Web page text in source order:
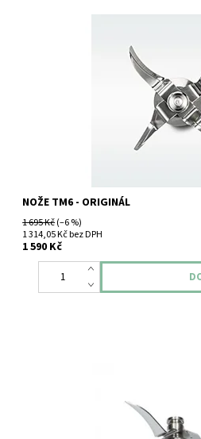
Vorwerk Thermomix TM6 nože.
NOŽE TM6 - ORIGINÁL
1 695 Kč(–6 %)
1 314,05 Kč bez DPH
1 590 Kč